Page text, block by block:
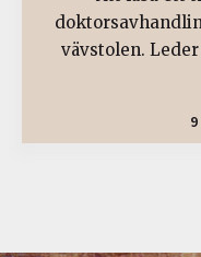
vävstolen.